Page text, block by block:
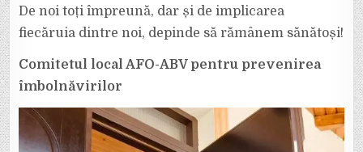
De noi toți împreună, dar și de implicarea
fiecăruia dintre noi, depinde să rămânem sănătoși!
Comitetul local AFO-ABV pentru prevenirea
îmbolnăvirilor